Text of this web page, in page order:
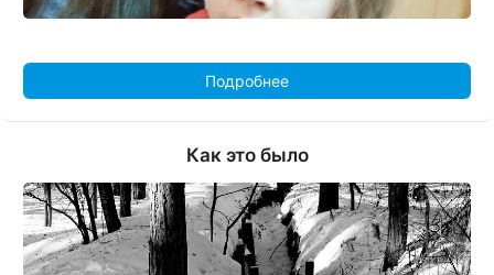
Подробнее
Как это было